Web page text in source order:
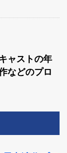
ャストの年
などのプロ